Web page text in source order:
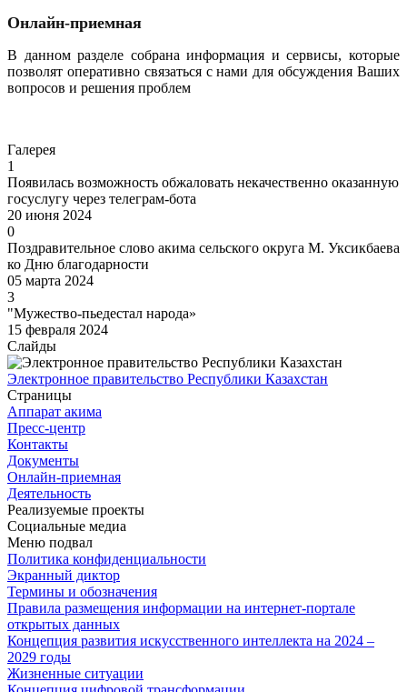
Онлайн-приемная
В данном разделе собрана информация и сервисы, которые
позволят оперативно связаться с нами для обсуждения Ваших
вопросов и решения проблем
Галерея
1
Появилась возможность обжаловать некачественно оказанную
госуслугу через телеграм-бота
20 июня 2024
0
Поздравительное слово акима сельского округа М. Уксикбаева
ко Дню благодарности
05 марта 2024
3
"Мужество-пьедестал народа»
15 февраля 2024
Слайды
Электронное правительство Республики Казахстан
Страницы
Аппарат акима
Пресс-центр
Контакты
Документы
Онлайн-приемная
Деятельность
Реализуемые проекты
Социальные медиа
Меню подвал
Политика конфиденциальности
Экранный диктор
Термины и обозначения
Правила размещения информации на интернет-портале
открытых данных
Концепция развития искусственного интеллекта на 2024 –
2029 годы
Жизненные ситуации